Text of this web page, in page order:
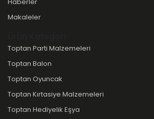
Makaleler
Toptan Parti Malzemeleri
Toptan Balon
Toptan Oyuncak
Toptan Kırtasiye Malzemeleri
Toptan Hediyelik Eşya